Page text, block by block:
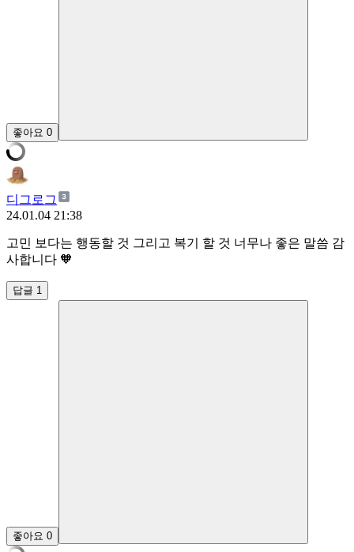
좋아요 0
디그로그
24.01.04 21:38
고민 보다는 행동할 것 그리고 복기 할 것 너무나 좋은 말씀 감
사합니다 🧡
답글 1
좋아요 0